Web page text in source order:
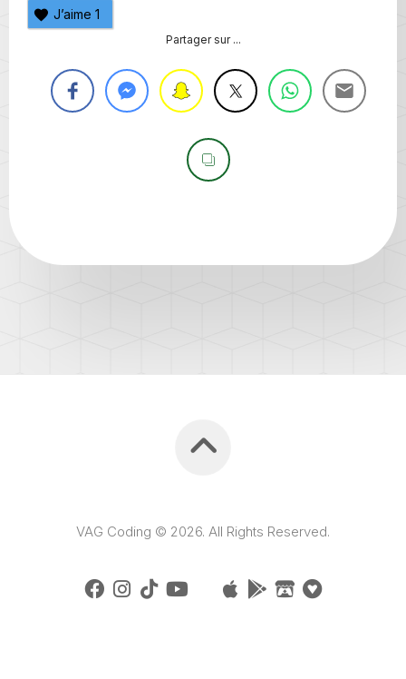
J’aime 1
Partager sur ...
VAG Coding © 2026. All Rights Reserved.